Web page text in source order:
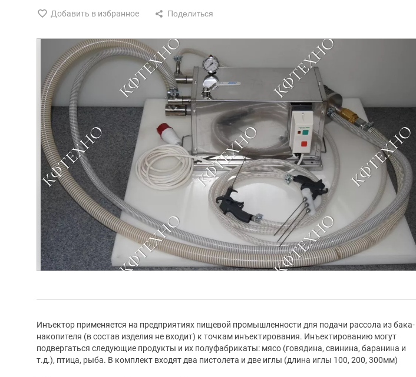
Добавить в избранное
Инъектор применяется на предприятиях пищевой промышленности для подачи рассола из бака-
накопителя (в состав изделия не входит) к точкам инъектирования. Инъектированию могут
подвергаться следующие продукты и их полуфабрикаты: мясо (говядина, свинина, баранина и
т.д.), птица, рыба. В комплект входят два пистолета и две иглы (длина иглы 100, 200, 300мм)